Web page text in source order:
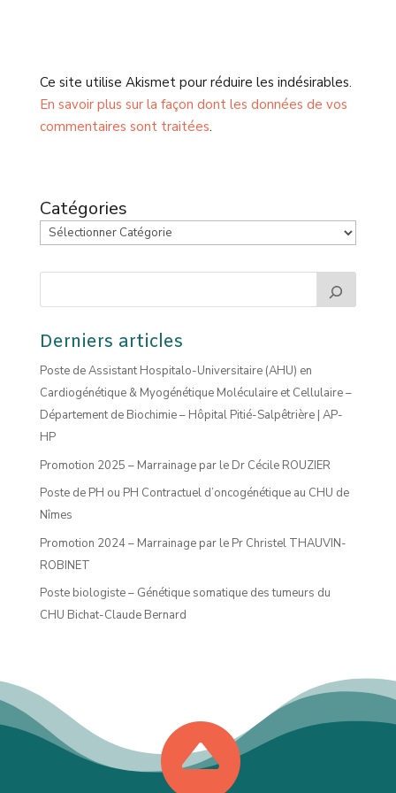
Ce site utilise Akismet pour réduire les indésirables.
En savoir plus sur la façon dont les données de vos
commentaires sont traitées.
Catégories
Derniers articles
Poste de Assistant Hospitalo-Universitaire (AHU) en
Cardiogénétique & Myogénétique Moléculaire et Cellulaire –
Département de Biochimie – Hôpital Pitié-Salpêtrière | AP-
HP
Promotion 2025 – Marrainage par le Dr Cécile ROUZIER
Poste de PH ou PH Contractuel d’oncogénétique au CHU de
Nîmes
Promotion 2024 – Marrainage par le Pr Christel THAUVIN-
ROBINET
Poste biologiste – Génétique somatique des tumeurs du
CHU Bichat-Claude Bernard
